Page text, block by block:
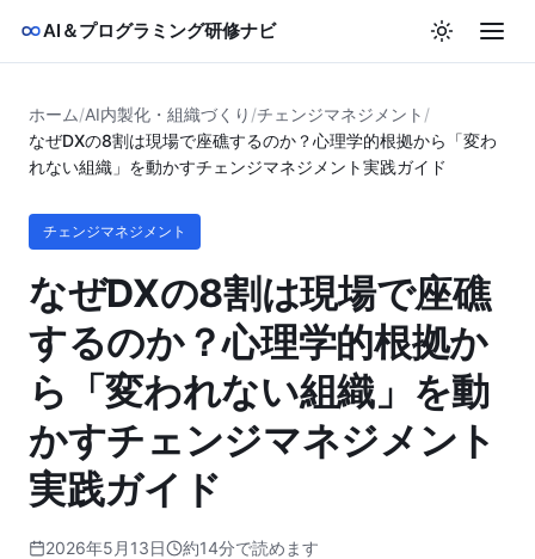
AI＆プログラミング研修ナビ
ホーム/AI内製化・組織づくり /チェンジマネジメント /
なぜDXの8割は現場で座礁するのか？心理学的根拠から「変わ
れない組織」を動かすチェンジマネジメント実践ガイド
チェンジマネジメント
なぜDXの8割は現場で座礁
するのか？心理学的根拠か
ら「変われない組織」を動
かすチェンジマネジメント
実践ガイド
2026年5月13日 約14分で読めます